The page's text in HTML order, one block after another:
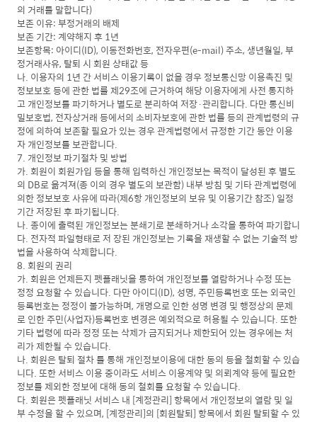
의 거래를 말합니다)
보존 이유: 부정거래의 배제
보존 기간: 계약해지 후 1년
보존항목: 아이디(ID), 이동전화번호, 전자우편(e-mail) 주소, 생년월일, 부
정거래사유, 탈퇴 시 회원 상태값 등
나. 이용자의 1년 간 서비스 이용기록이 없을 경우 정보통신망 이용촉진 및
정보보호 등에 관한 법률 제29조에 근거하여 해당 이용자에게 사전 통지하
고 개인정보를 파기하거나 별도로 분리하여 저장·관리합니다. 다만 통신비
밀보호법, 전자상거래 등에서의 소비자보호에 관한 법률 등의 관계법령의 규
정에 의하여 보존할 필요가 있는 경우 관계법령에서 규정한 기간 동안 이용
자 개인정보를 보관합니다.
7. 개인정보 파기절차 및 방법
가. 회원이 회원가입 등을 통해 입력하신 개인정보는 목적이 달성된 후 별도
의 DB로 옮겨져(종 이의 경우 별도의 보관함) 내부 방침 및 기타 관계법령에
의한 정보보호 사유에 따라(제6항 개인정보의 보유 및 이용기간 참조) 일정
기간 저장된 후 파기됩니다.
나. 종이에 출력된 개인정보는 분쇄기로 분쇄하거나 소각을 통하여 파기합니
다. 전자적 파일형태로 저 장된 개인정보는 기록을 재생할 수 없는 기술적 방
법을 사용하여 삭제합니다.
8. 회원의 권리
가. 회원은 언제든지 펫플래닛을 통하여 개인정보를 열람하거나 수정 또는
정정 요청할 수 있습니다. 다만 아이디(ID), 성명, 주민등록번호 또는 외국인
등록번호는 정정이 불가능하며, 개명으로 인한 성명 변경 및 행정상의 문제
로 인한 주민(사업자)등록번호 변경은 예외적으로 허용될 수 있습니다. 또한
기타 법령에 따라 정정 또는 삭제가 금지되거나 제한되어 있는 경우에는 처
리가 제한될 수 있습니다.
나. 회원은 탈퇴 절차 를 통해 개인정보이용에 대한 동의 등을 철회할 수 있습
니다. 또한 서비스 이용 중이라도 서비스 이용계약 및 의뢰계약 등에 필요한
정보를 제외한 정보에 대해 동의 철회를 요청할 수 있습니다.
다. 회원은 펫플래닛 서비스 내 [계정관리] 항목에서 개인정보의 열람 및 일
부 수정을 할 수 있으며, [계정관리]의 [회원탈퇴] 항목에서 회원 탈퇴할 수 있